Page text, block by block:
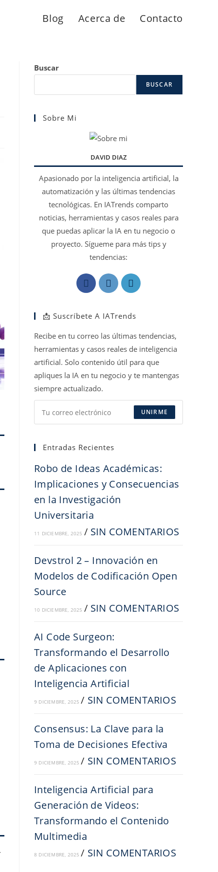
Blog Acerca de Contacto
Buscar
BUSCAR
Sobre Mi
DAVID DIAZ
Apasionado por la inteligencia artificial, la
automatización y las últimas tendencias
tecnológicas. En IATrends comparto
noticias, herramientas y casos reales para
que puedas aplicar la IA en tu negocio o
proyecto. Sígueme para más tips y
tendencias:
Se
abre
una
pestaña
Se
abre
una
pestaña
Se
pestaña
📩 Suscríbete A IATrends
Recibe en tu correo las últimas tendencias,
herramientas y casos reales de inteligencia
artificial. Solo contenido útil para que
apliques la IA en tu negocio y te mantengas
siempre actualizado.
UNIRME
Entradas Recientes
Robo de Ideas Académicas:
Implicaciones y Consecuencias
en la Investigación
Universitaria
11 DICIEMBRE, 2025 / SIN COMENTARIOS
Devstrol 2 – Innovación en
Modelos de Codificación Open
Source
10 DICIEMBRE, 2025 / SIN COMENTARIOS
AI Code Surgeon:
Transformando el Desarrollo
de Aplicaciones con
Inteligencia Artificial
9 DICIEMBRE, 2025 / SIN COMENTARIOS
Consensus: La Clave para la
Toma de Decisiones Efectiva
9 DICIEMBRE, 2025 / SIN COMENTARIOS
Inteligencia Artificial para
Generación de Videos:
Transformando el Contenido
Multimedia
8 DICIEMBRE, 2025 / SIN COMENTARIOS